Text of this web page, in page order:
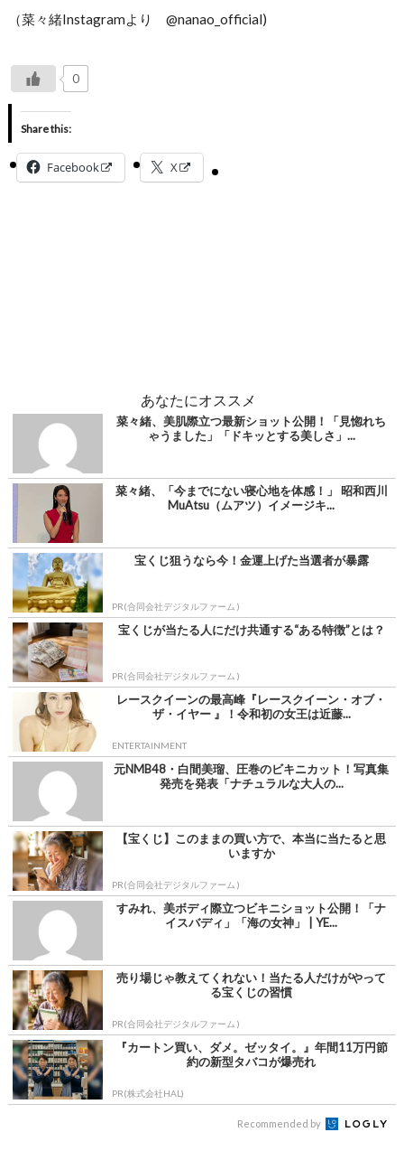
（菜々緒Instagramより @nanao_official)
0
Share this:
Facebook X
あなたにオススメ
菜々緒、美肌際立つ最新ショット公開！「見惚れち
ゃうました」「ドキッとする美しさ」...
菜々緒、「今までにない寝心地を体感！」 昭和西川
MuAtsu（ムアツ）イメージキ...
宝くじ狙うなら今！金運上げた当選者が暴露
PR(合同会社デジタルファーム )
宝くじが当たる人にだけ共通する“ある特徴”とは？
PR(合同会社デジタルファーム )
レースクイーンの最高峰『レースクイーン・オブ・
ザ・イヤー 』！令和初の女王は近藤...
ENTERTAINMENT
元NMB48・白間美瑠、圧巻のビキニカット！写真集
発売を発表「ナチュラルな大人の...
【宝くじ】このままの買い方で、本当に当たると思
いますか
PR(合同会社デジタルファーム )
すみれ、美ボディ際立つビキニショット公開！「ナ
イスバディ」「海の女神」 | YE...
売り場じゃ教えてくれない！当たる人だけがやって
る宝くじの習慣
PR(合同会社デジタルファーム )
『カートン買い、ダメ。ゼッタイ。』年間11万円節
約の新型タバコが爆売れ
PR(株式会社HAL)
Recommended by